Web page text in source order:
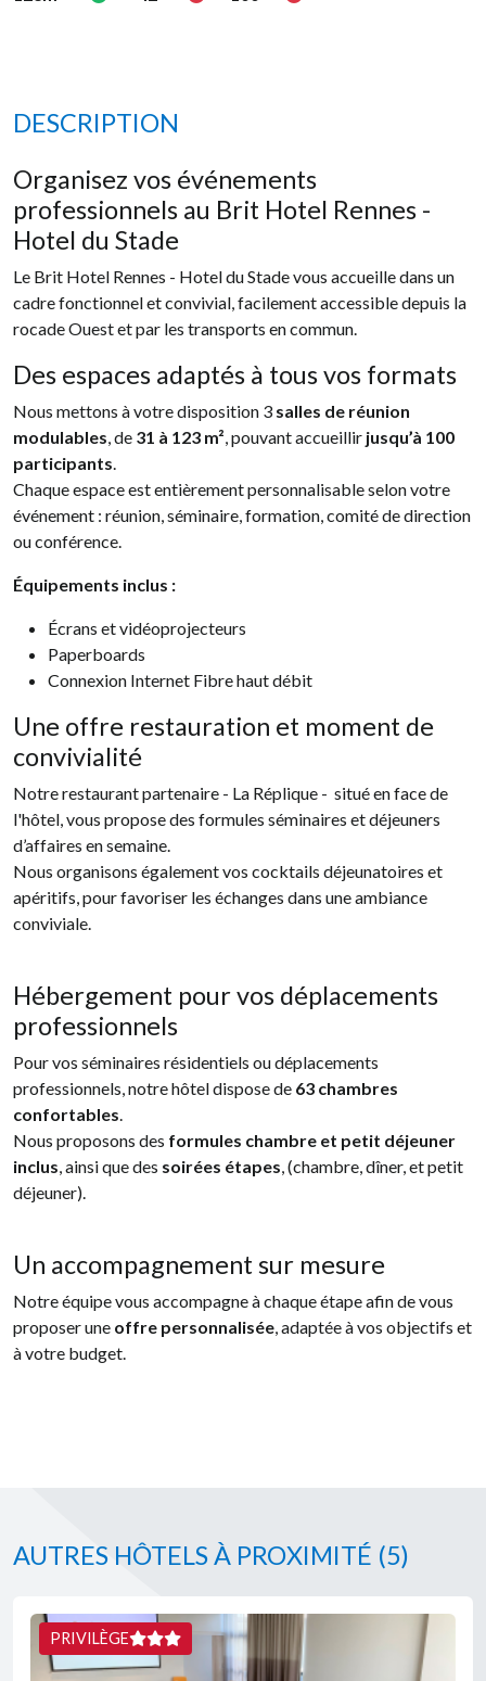
DESCRIPTION
Organisez vos événements
professionnels au Brit Hotel Rennes -
Hotel du Stade
Le Brit Hotel Rennes - Hotel du Stade vous accueille dans un
cadre fonctionnel et convivial, facilement accessible depuis la
rocade Ouest et par les transports en commun.
Des espaces adaptés à tous vos formats
Nous mettons à votre disposition 3 salles de réunion
modulables , de 31 à 123 m² , pouvant accueillir jusqu’à 100
participants
Chaque espace est entièrement personnalisable selon votre
événement : réunion, séminaire, formation, comité de direction
ou conférence.
Équipements inclus :
Écrans et vidéoprojecteurs
Paperboards
Connexion Internet Fibre haut débit
Une offre restauration et moment de
convivialité
Notre restaurant partenaire - La Réplique - situé en face de
l'hôtel, vous propose des formules séminaires et déjeuners
d’affaires en semaine.
Nous organisons également vos cocktails déjeunatoires et
apéritifs, pour favoriser les échanges dans une ambiance
conviviale.
Hébergement pour vos déplacements
professionnels
Pour vos séminaires résidentiels ou déplacements
professionnels, notre hôtel dispose de 63 chambres
confortables
Nous proposons des formules chambre et petit déjeuner
inclus , ainsi que des soirées étapes , (chambre, dîner, et petit
déjeuner).
Un accompagnement sur mesure
Notre équipe vous accompagne à chaque étape afin de vous
proposer une offre personnalisée , adaptée à vos objectifs et
à votre budget.
AUTRES HÔTELS À PROXIMITÉ (5)
PRIVILÈGE